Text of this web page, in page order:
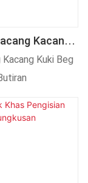
Kacang
Kuki Beg